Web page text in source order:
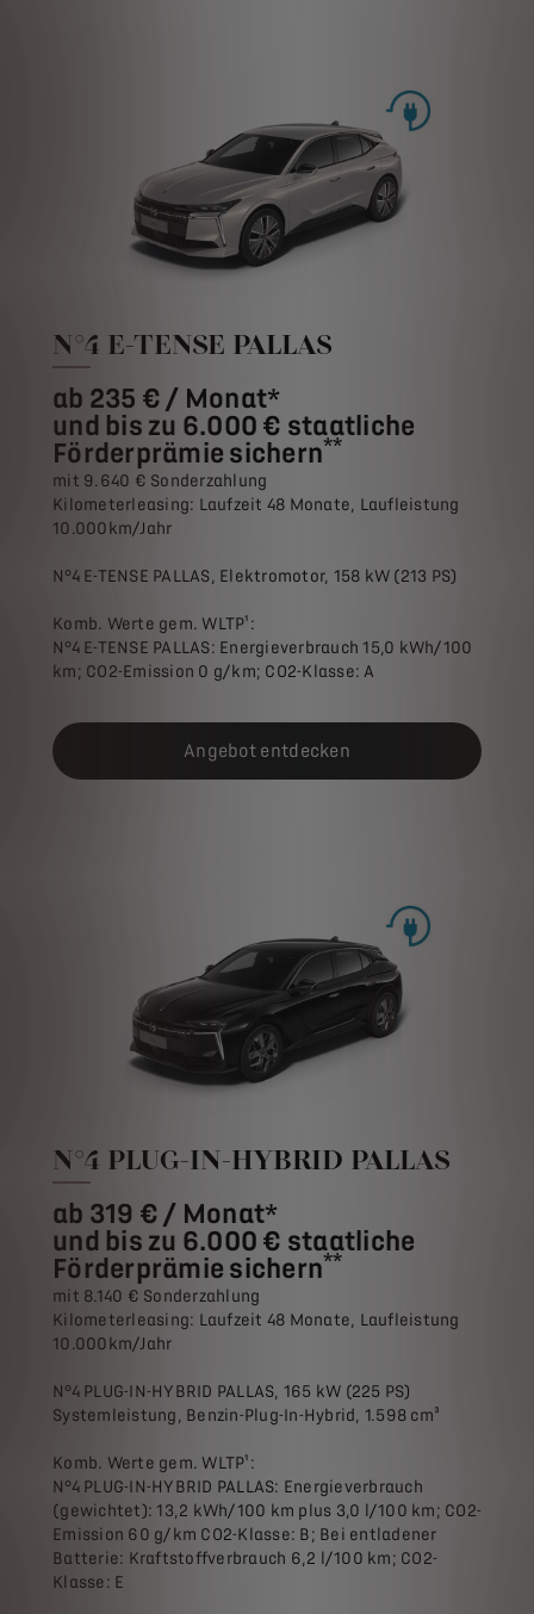
N°4 E-TENSE PALLAS
ab 235 € / Monat*
und bis zu 6.000 € staatliche
Förderprämie sichern**
mit 9.640 € Sonderzahlung
Kilometerleasing: Laufzeit 48 Monate, Laufleistung
10.000km/Jahr
N°4 E-TENSE PALLAS, Elektromotor, 158 kW (213 PS)
Komb. Werte gem. WLTP¹:
N°4 E-TENSE PALLAS: Energieverbrauch 15,0 kWh/100
km; CO2-Emission 0 g/km; CO2-Klasse: A
Angebot entdecken
N°4 PLUG-IN-HYBRID PALLAS
ab 319 € / Monat*
und bis zu 6.000 € staatliche
Förderprämie sichern**
mit 8.140 € Sonderzahlung
Kilometerleasing: Laufzeit 48 Monate, Laufleistung
10.000km/Jahr
N°4 PLUG-IN-HYBRID PALLAS, 165 kW (225 PS)
Systemleistung, Benzin-Plug-In-Hybrid, 1.598 cm³
Komb. Werte gem. WLTP¹:
N°4 PLUG-IN-HYBRID PALLAS: Energieverbrauch
(gewichtet): 13,2 kWh/100 km plus 3,0 l/100 km; CO2-
Emission 60 g/km CO2-Klasse: B; Bei entladener
Batterie: Kraftstoffverbrauch 6,2 l/100 km; CO2-
Klasse: E